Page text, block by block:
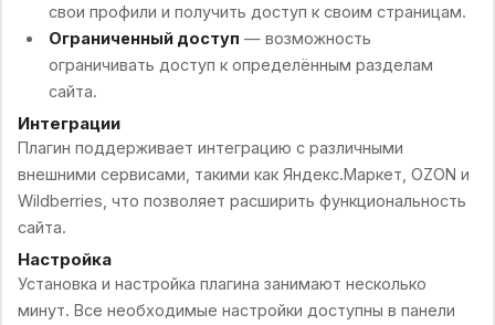
свои профили и получить доступ к своим страницам.
Ограниченный доступ — возможность
ограничивать доступ к определённым разделам
сайта.
Интеграции
Плагин поддерживает интеграцию с различными
внешними сервисами, такими как Яндекс.Маркет, OZON и
Wildberries, что позволяет расширить функциональность
сайта.
Настройка
Установка и настройка плагина занимают несколько
минут. Все необходимые настройки доступны в панели